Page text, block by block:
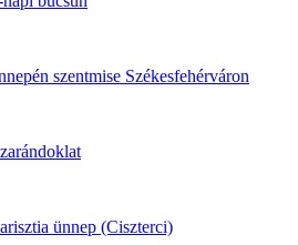
szentmise Székesfehérváron
ünnep (Ciszterci)